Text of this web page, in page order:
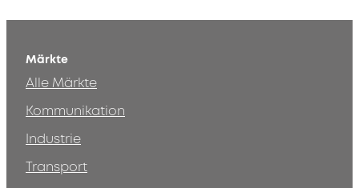
Märkte
Alle Märkte
Kommunikation
Industrie
Transport